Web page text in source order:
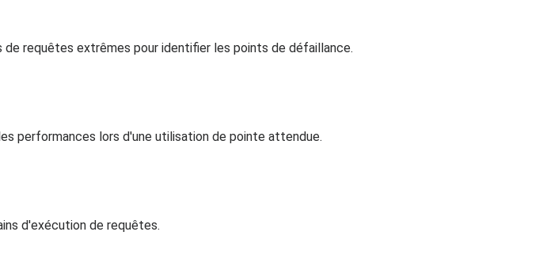
requêtes extrêmes pour identifier les points de défaillance.
performances lors d'une utilisation de pointe attendue.
d'exécution de requêtes.